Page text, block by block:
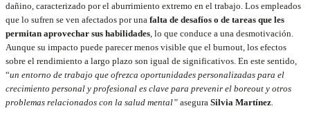
dañino, caracterizado por el aburrimiento extremo en el trabajo. Los empleados
que lo sufren se ven afectados por una falta de desafíos o de tareas que les
permitan aprovechar sus habilidades, lo que conduce a una desmotivación.
Aunque su impacto puede parecer menos visible que el burnout, los efectos
sobre el rendimiento a largo plazo son igual de significativos. En este sentido,
“un entorno de trabajo que ofrezca oportunidades personalizadas para el
crecimiento personal y profesional es clave para prevenir el boreout y otros
problemas relacionados con la salud mental” asegura Silvia Martínez.